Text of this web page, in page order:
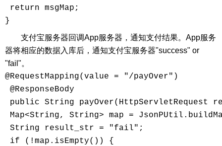
return msgMap;
支付宝服务器回调App服务器，通知支付结果。App服务
器将相应的数据入库后，通知支付宝服务器"success" or
"fail"。
@RequestMapping(value = "/payOver")
@ResponseBody
public String payOver(HttpServletRequest
Map<String, String> map =
String result_str = "fail";
if (!map.isEmpty()) {